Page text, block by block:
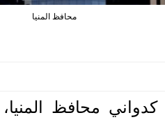
محافظ المنيا
كدواني محافظ